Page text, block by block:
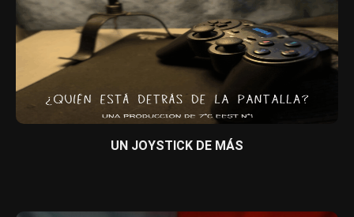
UN JOYSTICK DE MÁS